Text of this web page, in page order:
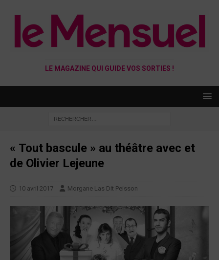
LE MAGAZINE QUI GUIDE VOS SORTIES !
« Tout bascule » au théâtre avec et
de Olivier Lejeune
10 avril 2017 Morgane Las Dit Peisson